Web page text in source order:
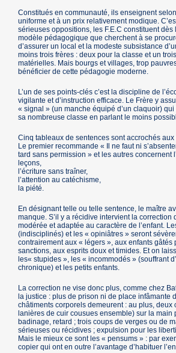
Constitués en communauté, ils enseignent
uniforme et à un prix relativement modique.
sérieuses oppositions, les F.E.C constituent dès
modèle pédagogique que cherchent à se
d’assurer un local et la modeste subsistance
moins trois frères : deux pour la classe et un
matérielles. Mais bourgs et villages, trop
bénéficier de cette pédagogie moderne.
L’un de ses points-clés c’est la discipline de
vigilante et d’instruction efficace. Le Frère y
« signal » (un manche équipé d’un claquoir)
sa nombreuse classe en parlant le moins
Cinq tableaux de sentences sont accrochés aux
Le premier recommande « Il ne faut ni
tard sans permission » et les autres concernent
leçons,
l’écriture sans traîner,
l’attention au catéchisme,
la piété.
En désignant telle ou telle sentence, le maître
manque. S’il y a récidive intervient la correction
modérée et adaptée au caractère de l’enfant.
(indisciplinés) et les « opiniâtres » seront
contrairement aux « légers », aux enfants gâtés
sanctions, aux esprits doux et timides. Et on
les« stupides », les « incommodés » (souffrant
chronique) et les petits enfants.
La correction ne vise donc plus, comme chez
la justice : plus de prison ni de place infâmante
châtiments corporels demeurent : au plus, deux
lanières de cuir cousues ensemble) sur la main
badinage, retard ; trois coups de verges ou de
sérieuses ou récidives ; expulsion pour les
Mais le mieux ce sont les « pensums » : par
copier qui ont en outre l’avantage d’habituer